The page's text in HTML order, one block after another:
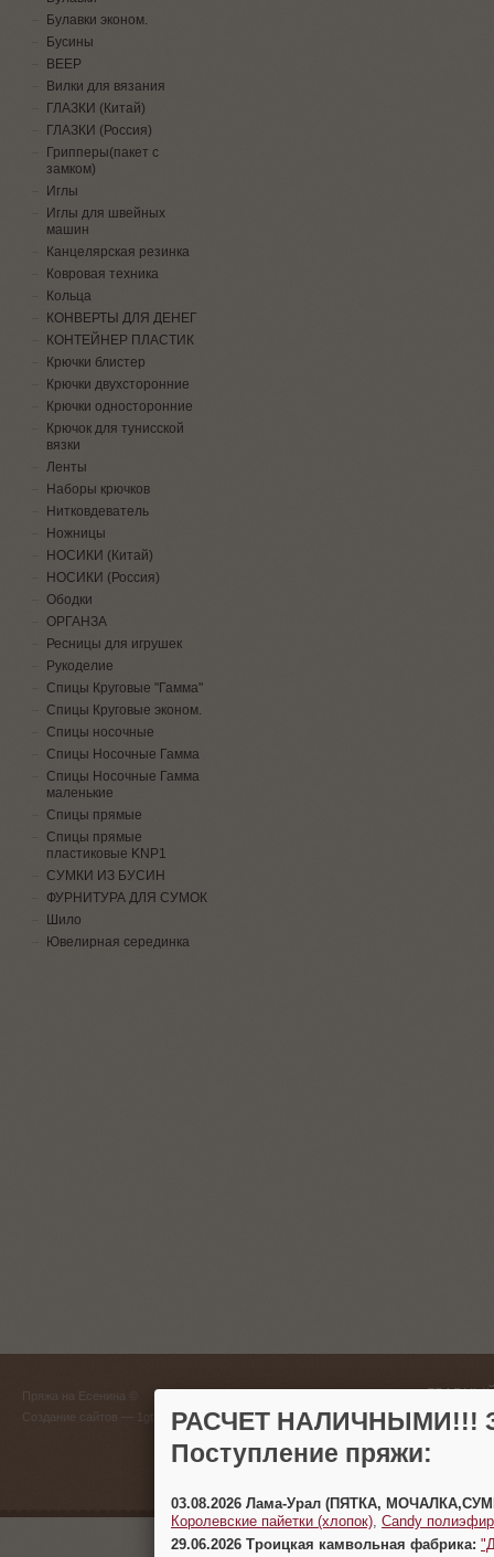
Булавки эконом.
Бусины
ВЕЕР
Вилки для вязания
ГЛАЗКИ (Китай)
ГЛАЗКИ (Россия)
Грипперы(пакет с
замком)
Иглы
Иглы для швейных
машин
Канцелярская резинка
Ковровая техника
Кольца
КОНВЕРТЫ ДЛЯ ДЕНЕГ
КОНТЕЙНЕР ПЛАСТИК
Крючки блистер
Крючки двухсторонние
Крючки односторонние
Крючок для тунисской
вязки
Ленты
Наборы крючков
Нитковдеватель
Ножницы
НОСИКИ (Китай)
НОСИКИ (Россия)
Ободки
ОРГАНЗА
Ресницы для игрушек
Рукоделие
Спицы Круговые "Гамма"
Спицы Круговые эконом.
Спицы носочные
Спицы Носочные Гамма
Спицы Носочные Гамма
маленькие
Спицы прямые
Спицы прямые
пластиковые KNP1
СУМКИ ИЗ БУСИН
ФУРНИТУРА ДЛЯ СУМОК
Шило
Ювелирная серединка
Пряжа на Есенина ©
Создание сайтов
(383)
г.
РАСЧЕТ НАЛИЧНЫМИ!!!
Поступление пряжи:
03.08.2026 Лама-Урал (ПЯТКА,
Королевские пайетки (хлопок) Candy
29.06.2026 Троицкая камвольная фабрика: